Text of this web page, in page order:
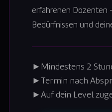
erfahrenen Dozenten
Bedürfnissen und
► Mindestens 2
►
Termin nach
► Auf dein Level